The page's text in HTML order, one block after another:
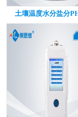
土壤温度水分盐分